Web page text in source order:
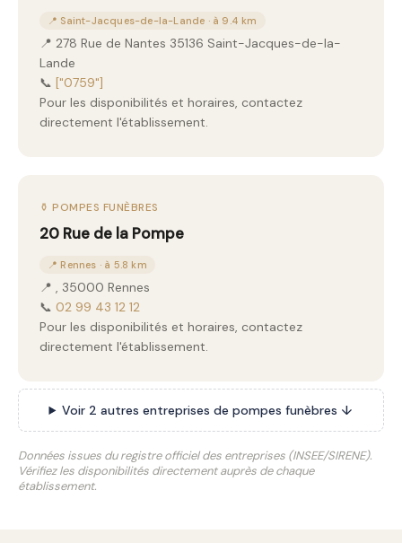
📍 Saint-Jacques-de-la-Lande · à 9.4 km
📍 278 Rue de Nantes 35136 Saint-Jacques-de-la-
Lande
📞 ["0759"]
Pour les disponibilités et horaires, contactez
directement l'établissement.
⚱️ POMPES FUNÈBRES
20 Rue de la Pompe
📍 Rennes · à 5.8 km
📍 , 35000 Rennes
📞 02 99 43 12 12
Pour les disponibilités et horaires, contactez
directement l'établissement.
Voir 2 autres entreprises de pompes funèbres ↓
Données issues du registre officiel des entreprises (INSEE/SIRENE).
Vérifiez les disponibilités directement auprès de chaque
établissement.